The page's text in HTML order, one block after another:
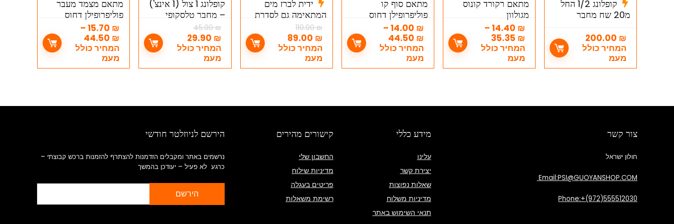
קופלונג 1/2 החל
מ20 שח מחבר
(קפלינג טנישה 1/2)
(קניה סיטונאית)
200.00 ₪
המחיר כולל
מעמ
מתאם רקורד קונוס
מגולוון
14.40 ₪
–
35.35 ₪
המחיר כולל
מעמ
מתאם סוף קו
פוליפרופילן דחוס
14.00 ₪
–
44.50 ₪
המחיר כולל
מעמ
ידית לברז מים
המתאימה גם לסדרת
אלפא של חמת
110.00₪
89.00 ₪
המחיר כולל
מעמ
קופלונג 1 צול (1 אינצ')
– מחבר טלסקופי
מגולוון (קפלינג טנישה
45.00₪
29.90 ₪
המחיר כולל
מעמ
מתאם מצמד מעבר
פוליפרופילן דחוס
15.70 ₪
–
44.50 ₪
המחיר כולל
מעמ
צור קשר
חולון ישראל
Email:PSI@GUOYANSHOP.COM
Phone:+(972)555512030
מידע כללי
עלינו
יצירת קשר
שאלות נפוצות
מדיניות משלוח
תנאי השימוש באתר
קישורים מהירים
החשבון שלי
מדיניות שילוח
פריטים בעגלה
רשימת משאלות
הירשם לניוזלטר חודשי
נרשמים באתר ומקבלים הזדמנות להצתרף להזמנות ברכש קבוצתי –
כרגע לא פעיל – יעודכן בהמשך